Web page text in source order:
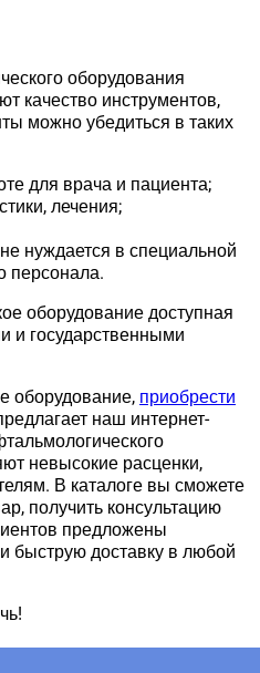
оборудования
качество инструментов,
можно убедиться в таких
для врача и пациента;
лечения;
нуждается в специальной
персонала.
оборудование доступная
и государственными
оборудование, приобрести
наш интернет-
невысокие расценки,
В каталоге вы сможете
получить консультацию
предложены
быструю доставку в любой